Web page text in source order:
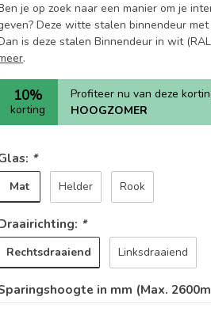
je op zoek naar een manier om je
Deze witte stalen binnendeur
is deze stalen Binnendeur in wit
.
10%
korting
Profiteer nu van deze
HOOGZOMER
*
Mat Helder Rook
*
Rechtsdraaiend Linksdraaiend
in mm (Max.